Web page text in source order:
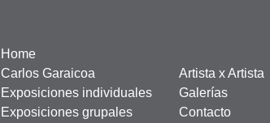
Home
Carlos Garaicoa
Exposiciones individuales
Exposiciones grupales
Artista x Artista
Galerías
Contacto